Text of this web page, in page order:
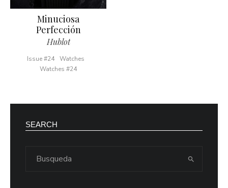
Minuciosa
Perfección
Hublot
Issue #24
Watches
Watches #24
SEARCH